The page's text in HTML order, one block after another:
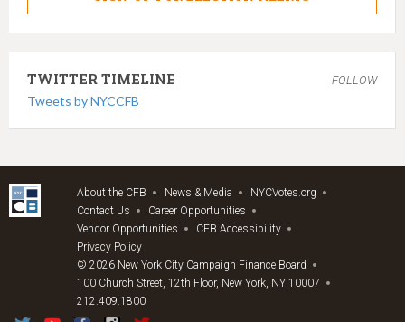
TWITTER TIMELINE FOLLOW
Tweets by NYCCFB
About the CFB News & Media
NYCVotes.org
Contact Us
Career Opportunities
Vendor Opportunities
CFB Accessibility
Privacy Policy
© 2026 New York City Campaign Finance Board
100 Church Street, 12th Floor, New York, NY 10007
212.409.1800